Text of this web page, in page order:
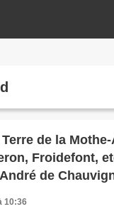
de la
Froidefont,
de
10:36